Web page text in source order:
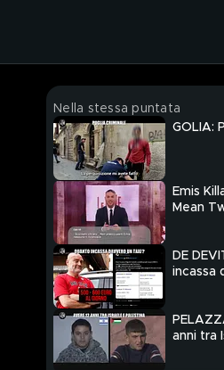
Nella stessa puntata
GOLIA:
Emis
Mean
DE
incassa
anni tra